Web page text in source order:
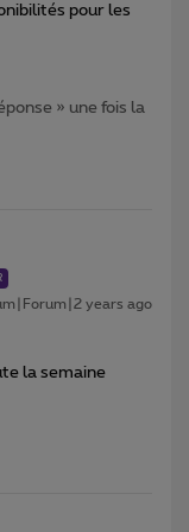
pour les
» une fois la
years ago
la semaine